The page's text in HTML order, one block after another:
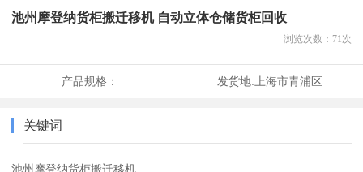
池州摩登纳货柜搬迁移机 自动立体仓储货柜回收
浏览次数： 71次
产品规格： 发货地: 上海市青浦区
关键词
池州摩登纳货柜搬迁移机